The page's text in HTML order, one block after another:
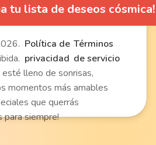
tu lista de deseos cósmica!
Política de
privacidad
Términos
de servicio
esté lleno de sonrisas,
momentos más amables
que querrás
para siempre!